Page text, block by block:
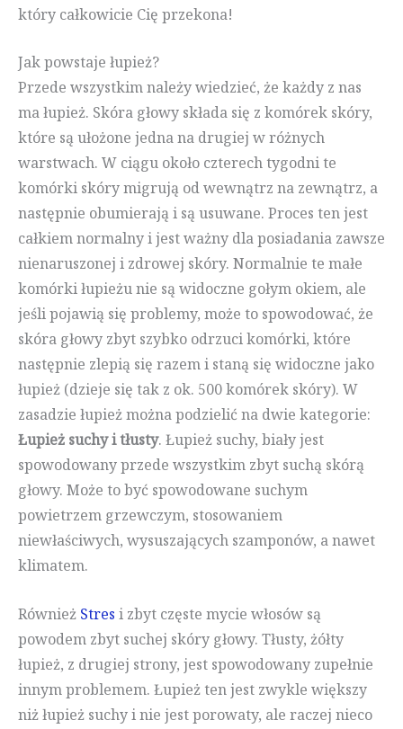
który całkowicie Cię przekona!
Jak powstaje łupież?
Przede wszystkim należy wiedzieć, że każdy z nas
ma łupież. Skóra głowy składa się z komórek skóry,
które są ułożone jedna na drugiej w różnych
warstwach. W ciągu około czterech tygodni te
komórki skóry migrują od wewnątrz na zewnątrz, a
następnie obumierają i są usuwane. Proces ten jest
całkiem normalny i jest ważny dla posiadania zawsze
nienaruszonej i zdrowej skóry. Normalnie te małe
komórki łupieżu nie są widoczne gołym okiem, ale
jeśli pojawią się problemy, może to spowodować, że
skóra głowy zbyt szybko odrzuci komórki, które
następnie zlepią się razem i staną się widoczne jako
łupież (dzieje się tak z ok. 500 komórek skóry). W
zasadzie łupież można podzielić na dwie kategorie:
Łupież suchy i tłusty. Łupież suchy, biały jest
spowodowany przede wszystkim zbyt suchą skórą
głowy. Może to być spowodowane suchym
powietrzem grzewczym, stosowaniem
niewłaściwych, wysuszających szamponów, a nawet
klimatem.
Również Stres i zbyt częste mycie włosów są
powodem zbyt suchej skóry głowy. Tłusty, żółty
łupież, z drugiej strony, jest spowodowany zupełnie
innym problemem. Łupież ten jest zwykle większy
niż łupież suchy i nie jest porowaty, ale raczej nieco